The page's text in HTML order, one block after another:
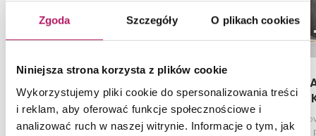
Zgoda Szczegóły O plikach cookies
Niniejsza strona korzysta z plików cookie
Wykorzystujemy pliki cookie do spersonalizowania treści
i reklam, aby oferować funkcje społecznościowe i
analizować ruch w naszej witrynie. Informacje o tym, jak
Shine EXK-1707
Kabina prysznicowa, szkło
przezroczyste, profile złote,
New Trendy
Shine
Kabina
przezroczyste,